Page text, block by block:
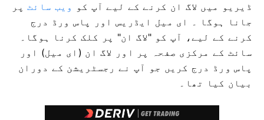
ڈیریو میں لاگ ان کرنے کے لیے آپ کو ویب سائٹپر
جانا ہوگا ۔ ای میل ایڈریس اور پاس ورڈ درج
کرنے کے لیے، آپ کو "لاگ ان" پر کلک کرنا ہوگا۔
سائٹ کے مرکزی صفحہ پر اور لاگ ان (ای میل) اور
پاس ورڈ درج کریں جو آپ نے رجسٹریشن کے دوران
بیان کیا تھا۔